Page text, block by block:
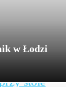
w Łodzi